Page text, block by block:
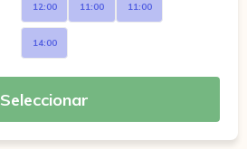
12:00
14:00
11:00 11:00
Seleccionar